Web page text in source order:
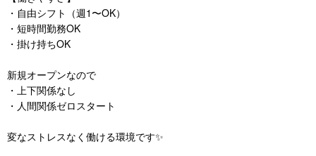
・自由シフト（週1〜OK）
・短時間勤務OK
・掛け持ちOK
新規オープンなので
・上下関係なし
・人間関係ゼロスタート
変なストレスなく働ける環境です✨